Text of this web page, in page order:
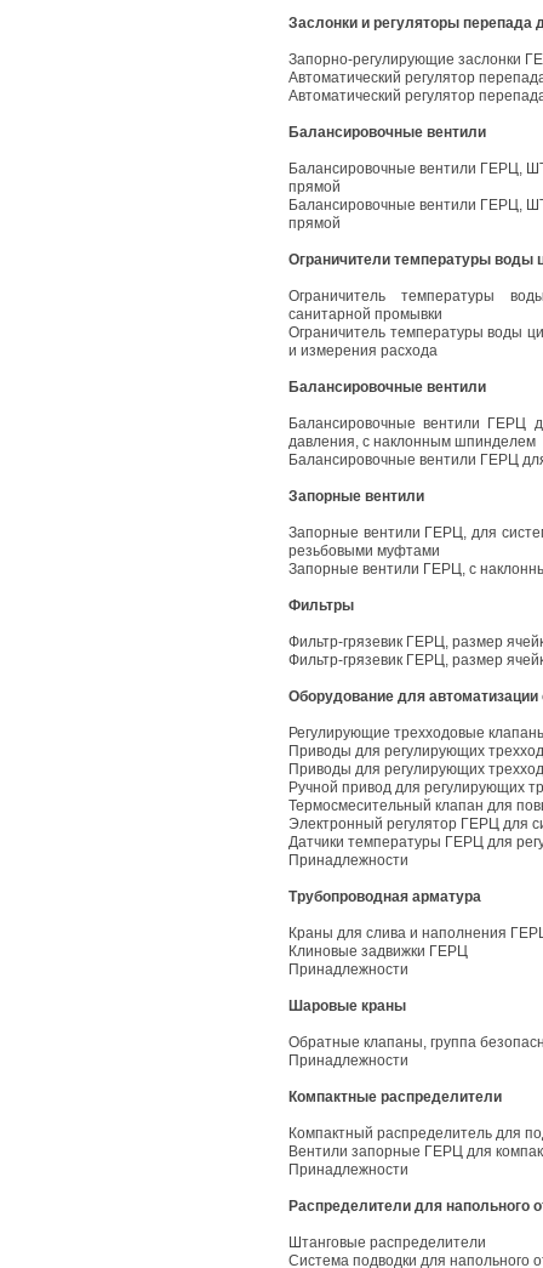
Заслонки и регуляторы перепада
Запорно-регулирующие заслонки
Автоматический регулятор
Автоматический регулятор
Балансировочные вентили
Балансировочные вентили ГЕРЦ,
прямой
Балансировочные вентили ГЕРЦ,
прямой
Ограничители температуры воды
Ограничитель температуры
санитарной промывки
Ограничитель температуры воды
и измерения расхода
Балансировочные вентили
Балансировочные вентили ГЕРЦ
давления, с наклонным шпинделем
Балансировочные вентили ГЕРЦ
Запорные вентили
Запорные вентили ГЕРЦ, для
резьбовыми муфтами
Запорные вентили ГЕРЦ, с
Фильтры
Фильтр-грязевик ГЕРЦ, размер
Фильтр-грязевик ГЕРЦ, размер
Оборудование для
Регулирующие трехходовые
Приводы для регулирующих
Приводы для регулирующих
Ручной привод для регулирующих
Термосмесительный клапан для
Электронный регулятор ГЕРЦ для
Датчики температуры ГЕРЦ для
Принадлежности
Трубопроводная арматура
Краны для слива и наполнения
Клиновые задвижки ГЕРЦ
Принадлежности
Шаровые краны
Обратные клапаны, группа
Принадлежности
Компактные распределители
Компактный распределитель для
Вентили запорные ГЕРЦ для
Принадлежности
Распределители для напольного
Штанговые распределители
Система подводки для напольного